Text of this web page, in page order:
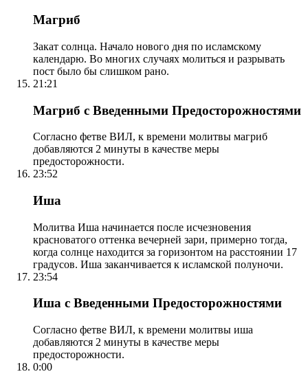
Магриб
Закат солнца. Начало нового дня по исламскому
календарю. Во многих случаях молиться и разрывать
пост было бы слишком рано.
21:21
Магриб с Введенными Предосторожностями
Согласно фетве ВИЛ, к времени молитвы магриб
добавляются 2 минуты в качестве меры
предосторожности.
23:52
Иша
Молитва Иша начинается после исчезновения
красноватого оттенка вечерней зари, примерно тогда,
когда солнце находится за горизонтом на расстоянии 17
градусов. Иша заканчивается к исламской полуночи.
23:54
Иша с Введенными Предосторожностями
Согласно фетве ВИЛ, к времени молитвы иша
добавляются 2 минуты в качестве меры
предосторожности.
0:00